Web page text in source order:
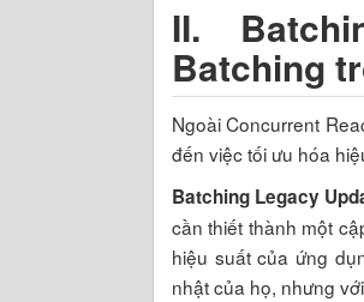
II.
Batching
Ngoài Concurrent
đến việc tối ưu hóa
Batching Legacy
cần thiết thành một
hiệu suất của ứng
nhật của họ, nhưng